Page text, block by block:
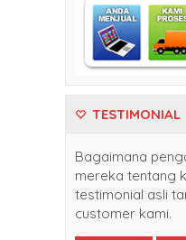
TESTIMONIAL
Bagaimana
mereka tentang
testimonial asli
customer kami.